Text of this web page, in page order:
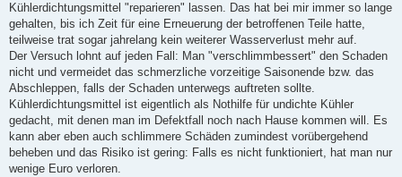
Kühlerdichtungsmittel "reparieren" lassen. Das hat bei mir immer so lange
gehalten, bis ich Zeit für eine Erneuerung der betroffenen Teile hatte,
teilweise trat sogar jahrelang kein weiterer Wasserverlust mehr auf.
Der Versuch lohnt auf jeden Fall: Man "verschlimmbessert" den Schaden
nicht und vermeidet das schmerzliche vorzeitige Saisonende bzw. das
Abschleppen, falls der Schaden unterwegs auftreten sollte.
Kühlerdichtungsmittel ist eigentlich als Nothilfe für undichte Kühler
gedacht, mit denen man im Defektfall noch nach Hause kommen will. Es
kann aber eben auch schlimmere Schäden zumindest vorübergehend
beheben und das Risiko ist gering: Falls es nicht funktioniert, hat man nur
wenige Euro verloren.